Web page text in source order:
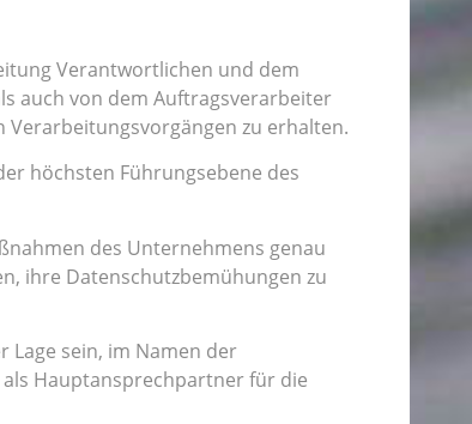
Verantwortlichen und dem
auch von dem Auftragsverarbeiter
zu erhalten.
höchsten Führungsebene des
des Unternehmens genau
ihre Datenschutzbemühungen zu
Lage sein, im Namen der
Hauptansprechpartner für die